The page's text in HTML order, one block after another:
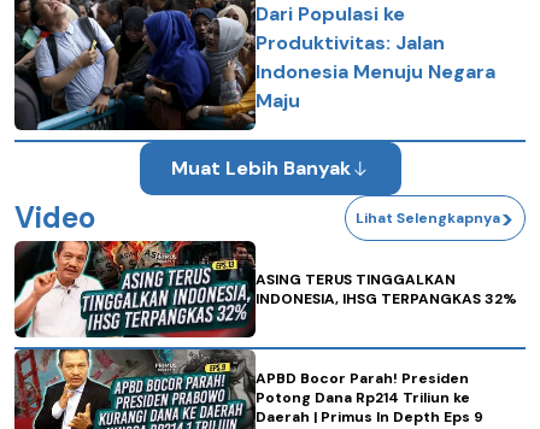
Dari Populasi ke
Produktivitas: Jalan
Indonesia Menuju Negara
Maju
Muat Lebih Banyak
Video Lihat Selengkapnya>
ASING TERUS TINGGALKAN
INDONESIA, IHSG TERPANGKAS 32%
APBD Bocor Parah! Presiden
Potong Dana Rp214 Triliun ke
Daerah | Primus In Depth Eps 9